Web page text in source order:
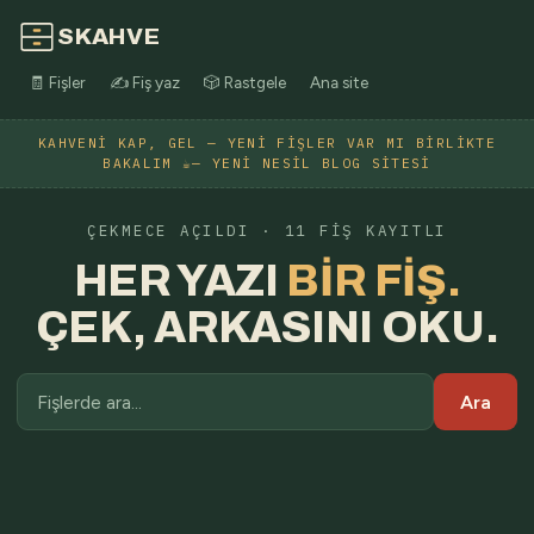
SKAHVE
🧾 Fişler ✍️ Fiş yaz 🎲 Rastgele Ana site
KAHVENI KAP, GEL — YENI FIŞLER VAR MI BIRLIKTE
BAKALIM ☕— YENI NESIL BLOG SITESI
ÇEKMECE AÇILDI · 11 FIŞ KAYITLI
HER YAZI
BIR FIŞ.
ÇEK, ARKASINI OKU.
Ara